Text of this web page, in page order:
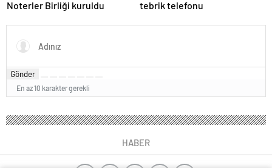
Noterler Birliği kuruldu
tebrik telefonu
Gönder
En az 10 karakter gerekli
HABER